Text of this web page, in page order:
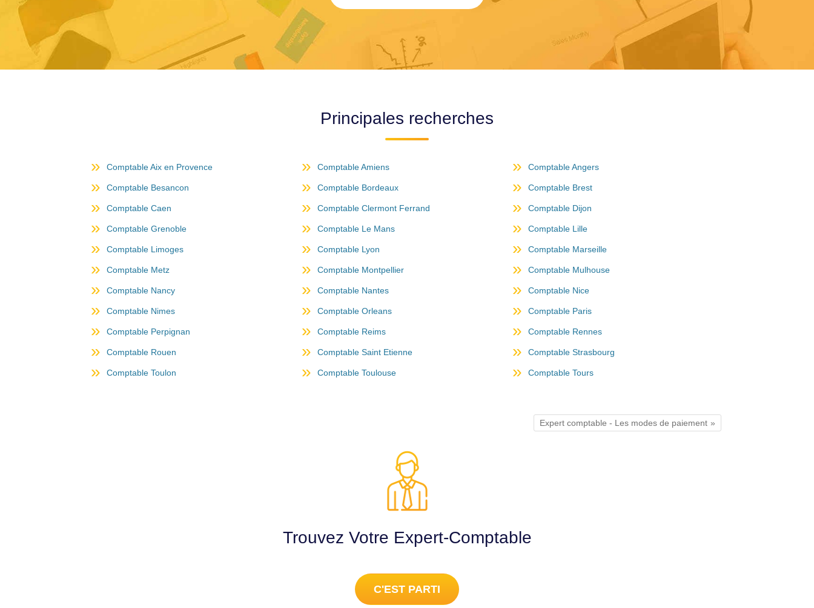
Principales recherches
Comptable Aix en Provence Comptable Amiens Comptable Angers
Comptable Besancon Comptable Bordeaux Comptable Brest
Comptable Caen Comptable Clermont Ferrand Comptable Dijon
Comptable Grenoble Comptable Le Mans Comptable Lille
Comptable Limoges Comptable Lyon Comptable Marseille
Comptable Metz Comptable Montpellier Comptable Mulhouse
Comptable Nancy Comptable Nantes Comptable Nice
Comptable Nimes Comptable Orleans Comptable Paris
Comptable Perpignan Comptable Reims Comptable Rennes
Comptable Rouen Comptable Saint Etienne Comptable Strasbourg
Comptable Toulon Comptable Toulouse Comptable Tours
Expert comptable - Les modes de paiement
Trouvez Votre Expert-Comptable
C'EST PARTI